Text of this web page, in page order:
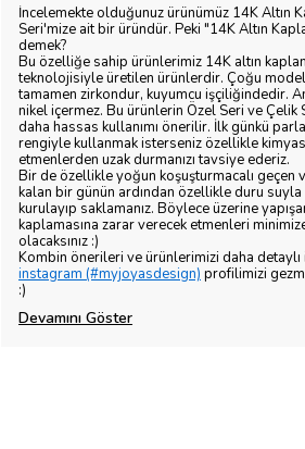
İncelemekte olduğunuz ürünümüz 14K Altın
Seri'mize ait bir üründür. Peki "14K Altın
demek?
Bu özelliğe sahip ürünlerimiz 14K altın
teknolojisiyle üretilen ürünlerdir. Çoğu
tamamen zirkondur, kuyumcu işçiliğindedir.
nikel içermez. Bu ürünlerin Özel Seri ve Çelik
daha hassas kullanımı önerilir. İlk günkü
rengiyle kullanmak isterseniz özellikle
etmenlerden uzak durmanızı tavsiye ederiz.
Bir de özellikle yoğun koşuşturmacalı geçen
kalan bir günün ardından özellikle duru suyla
kurulayıp saklamanız. Böylece üzerine
kaplamasına zarar verecek etmenleri
olacaksınız :)
Kombin önerileri ve ürünlerimizi daha detaylı
instagram (#myjoyasdesign) profilimizi
:)
Devamını Göster